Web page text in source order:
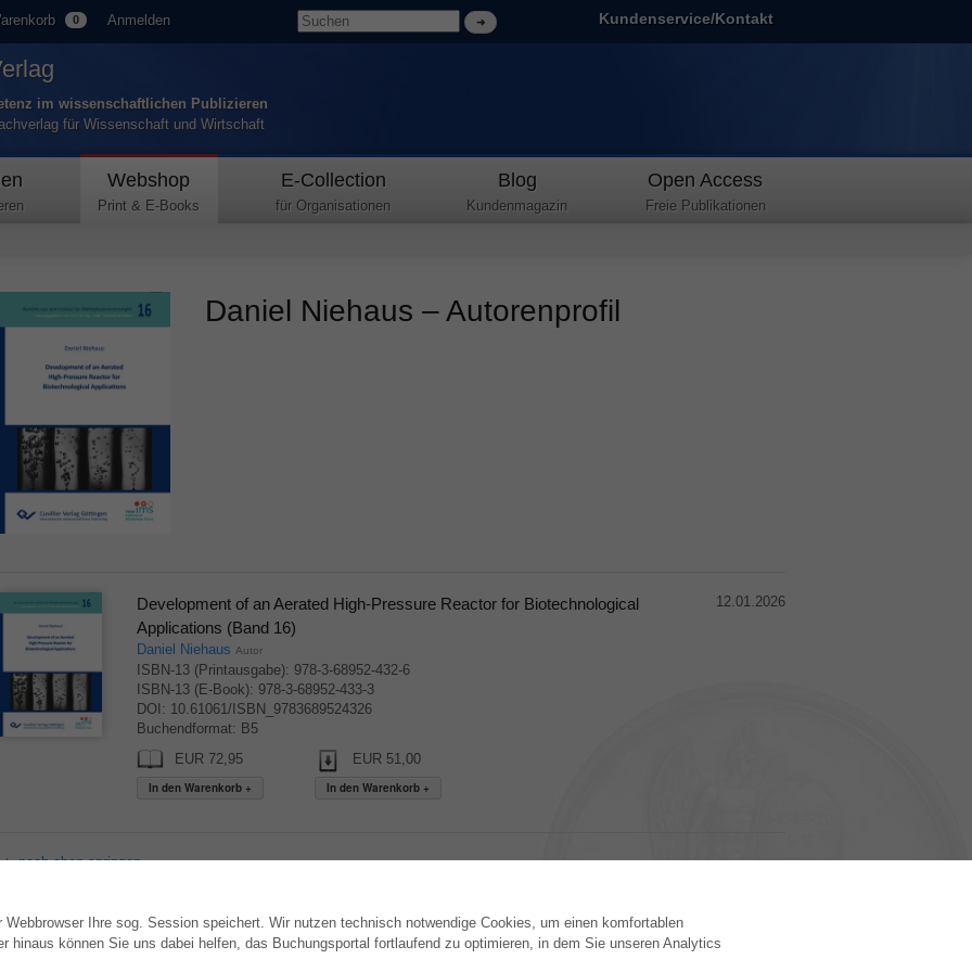
Ihre sog. Session speichert. Wir nutzen technisch notwendige Cookies, um einen komfortablen
hinaus können Sie uns dabei helfen, das Buchungsportal fortlaufend zu optimieren, in dem Sie unseren Analytics
0 Anmelden Kundenservice/Kontakt
im wissenschaftlichen Publizieren
für Wissenschaft und Wirtschaft
Webshop
Print & E-Books
E-Collection
für Organisationen
Blog
Kundenmagazin
Open Access
Freie Publikationen
Daniel Niehaus – Autorenprofil
Development of an Aerated High-Pressure Reactor for Biotechnological
Applications (Band 16)
Daniel Niehaus Autor
ISBN-13 (Printausgabe): 978-3-68952-432-6
ISBN-13 (E-Book): 978-3-68952-433-3
DOI: 10.61061/ISBN_9783689524326
Buchendformat: B5
EUR 72,95
EUR 51,00
12.01.2026
▲ nach oben springen
WEBSHOP AUTOR WERDEN VERLAG